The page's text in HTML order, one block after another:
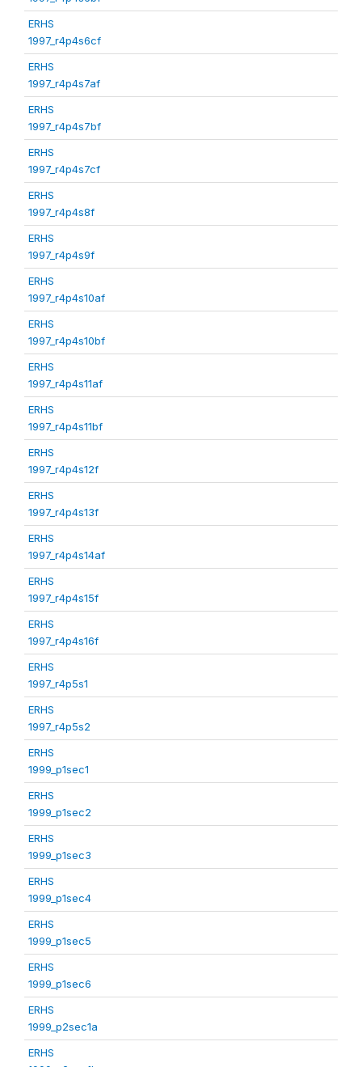
ERHS
1997_r4p4s6cf
ERHS
1997_r4p4s7af
ERHS
1997_r4p4s7bf
ERHS
1997_r4p4s7cf
ERHS
1997_r4p4s8f
ERHS
1997_r4p4s9f
ERHS
1997_r4p4s10af
ERHS
1997_r4p4s10bf
ERHS
1997_r4p4s11af
ERHS
1997_r4p4s11bf
ERHS
1997_r4p4s12f
ERHS
1997_r4p4s13f
ERHS
1997_r4p4s14af
ERHS
1997_r4p4s15f
ERHS
1997_r4p4s16f
ERHS
1997_r4p5s1
ERHS
1997_r4p5s2
ERHS
1999_p1sec1
ERHS
1999_p1sec2
ERHS
1999_p1sec3
ERHS
1999_p1sec4
ERHS
1999_p1sec5
ERHS
1999_p1sec6
ERHS
1999_p2sec1a
ERHS